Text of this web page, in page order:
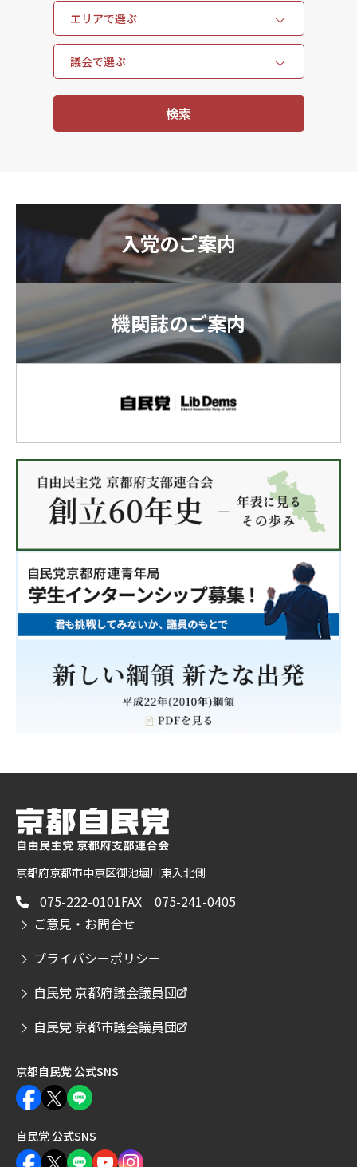
入党のご案内
機関誌のご案内
京都府京都市中京区御池堀川東入北側
075-222-0101FAX 075-241-0405
ご意見・お問合せ
プライバシーポリシー
自民党 京都府議会議員団
自民党 京都市議会議員団
京都自民党 公式SNS
自民党 公式SNS